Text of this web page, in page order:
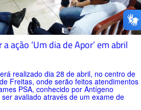
ação ‘Um dia de Apor’ em abril
realizado dia 28 de abril, no centro de
Freitas, onde serão feitos atendimentos
PSA, conhecido por Antígeno
avaliado através de um exame de